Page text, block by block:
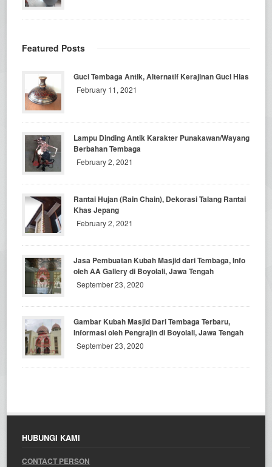
Featured Posts
Guci Tembaga Antik, Alternatif Kerajinan Guci Hias
February 11, 2021
Lampu Dinding Antik Karakter Punakawan/Wayang
Berbahan Tembaga
February 2, 2021
Rantai Hujan (Rain Chain), Dekorasi Talang Rantai
Khas Jepang
February 2, 2021
Jasa Pembuatan Kubah Masjid dari Tembaga, Info
oleh AA Gallery di Boyolali, Jawa Tengah
September 23, 2020
Gambar Kubah Masjid Dari Tembaga Terbaru,
Informasi oleh Pengrajin di Boyolali, Jawa Tengah
September 23, 2020
HUBUNGI KAMI
CONTACT PERSON